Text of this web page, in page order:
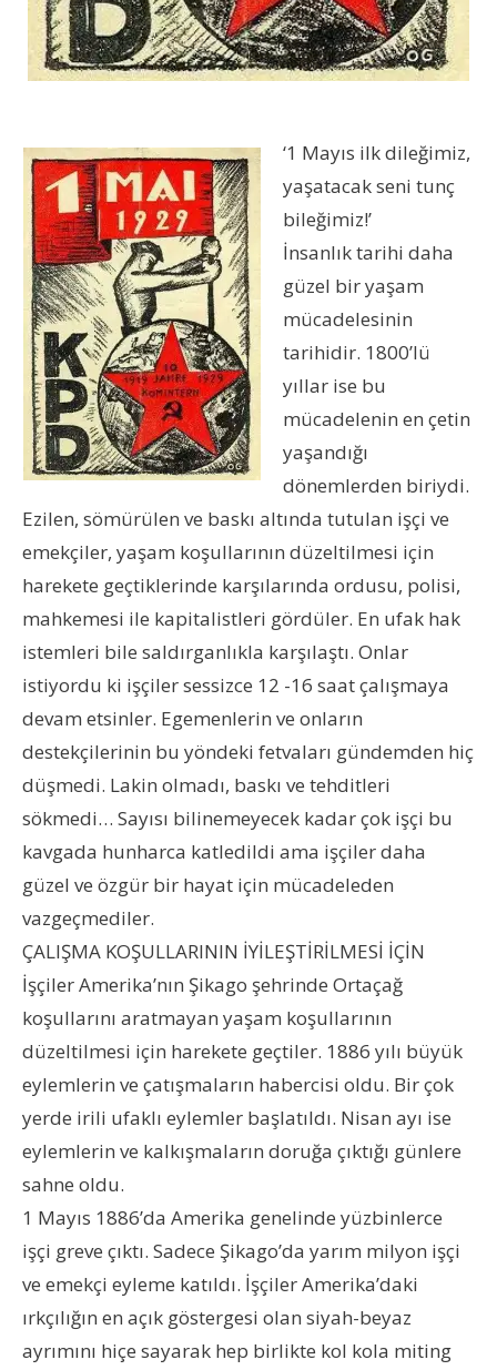
‘1 Mayıs ilk dileğimiz,
yaşatacak seni tunç
bileğimiz!’
İnsanlık tarihi daha
güzel bir yaşam
mücadelesinin
tarihidir. 1800’lü
yıllar ise bu
mücadelenin en çetin
yaşandığı
dönemlerden biriydi.
Ezilen, sömürülen ve baskı altında tutulan işçi ve
emekçiler, yaşam koşullarının düzeltilmesi için
harekete geçtiklerinde karşılarında ordusu, polisi,
mahkemesi ile kapitalistleri gördüler. En ufak hak
istemleri bile saldırganlıkla karşılaştı. Onlar
istiyordu ki işçiler sessizce 12 -16 saat çalışmaya
devam etsinler. Egemenlerin ve onların
destekçilerinin bu yöndeki fetvaları gündemden hiç
düşmedi. Lakin olmadı, baskı ve tehditleri
sökmedi… Sayısı bilinemeyecek kadar çok işçi bu
kavgada hunharca katledildi ama işçiler daha
güzel ve özgür bir hayat için mücadeleden
vazgeçmediler.
ÇALIŞMA KOŞULLARININ İYİLEŞTİRİLMESİ İÇİN
İşçiler Amerika’nın Şikago şehrinde Ortaçağ
koşullarını aratmayan yaşam koşullarının
düzeltilmesi için harekete geçtiler. 1886 yılı büyük
eylemlerin ve çatışmaların habercisi oldu. Bir çok
yerde irili ufaklı eylemler başlatıldı. Nisan ayı ise
eylemlerin ve kalkışmaların doruğa çıktığı günlere
sahne oldu.
1 Mayıs 1886’da Amerika genelinde yüzbinlerce
işçi greve çıktı. Sadece Şikago’da yarım milyon işçi
ve emekçi eyleme katıldı. İşçiler Amerika’daki
ırkçılığın en açık göstergesi olan siyah-beyaz
ayrımını hiçe sayarak hep birlikte kol kola miting